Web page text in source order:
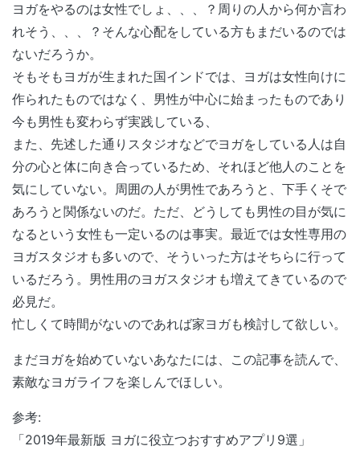
ヨガをやるのは女性でしょ、、、？周りの人から何か言わ
れそう、、、？そんな心配をしている方もまだいるのでは
ないだろうか。
そもそもヨガが生まれた国インドでは、ヨガは女性向けに
作られたものではなく、男性が中心に始まったものであり
今も男性も変わらず実践している、
また、先述した通りスタジオなどでヨガをしている人は自
分の心と体に向き合っているため、それほど他人のことを
気にしていない。周囲の人が男性であろうと、下手くそで
あろうと関係ないのだ。ただ、どうしても男性の目が気に
なるという女性も一定いるのは事実。最近では女性専用の
ヨガスタジオも多いので、そういった方はそちらに行って
いるだろう。男性用のヨガスタジオも増えてきているので
必見だ。
忙しくて時間がないのであれば家ヨガも検討して欲しい。
まだヨガを始めていないあなたには、この記事を読んで、
素敵なヨガライフを楽しんでほしい。
参考:
「2019年最新版 ヨガに役立つおすすめアプリ9選」